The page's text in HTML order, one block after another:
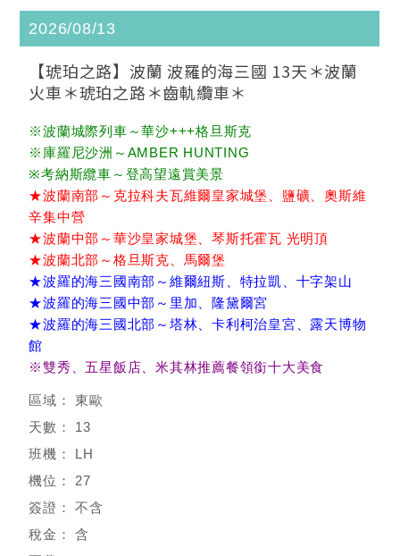
2026/08/13
【琥珀之路】波蘭 波羅的海三國 13天＊波蘭
火車＊琥珀之路＊齒軌纜車＊
※波蘭城際列車～華沙+++格旦斯克
※庫羅尼沙洲～AMBER HUNTING
※考納斯纜車～登高望遠賞美景
★波蘭南部～克拉科夫瓦維爾皇家城堡、鹽礦、奧斯維
辛集中營
★波蘭中部～華沙皇家城堡、琴斯托霍瓦 光明頂
★波蘭北部～格旦斯克、馬爾堡
★波羅的海三國南部～維爾紐斯、特拉凱、十字架山
★波羅的海三國中部～里加、隆黛爾宮
★波羅的海三國北部～塔林、卡利柯治皇宮、露天博物
館
※雙秀、 五星飯店 、米其林推薦餐領銜十大美食
東歐
13
LH
27
不含
含